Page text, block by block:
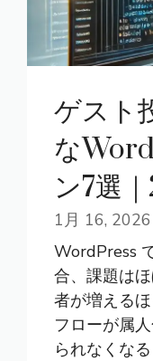
ゲスト
な
ン7選
1月 16, 2026
WordPress
合、課題は
者が増える
フローが属
られなくな